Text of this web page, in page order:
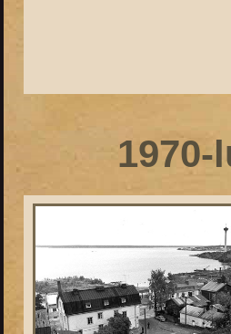
1970-